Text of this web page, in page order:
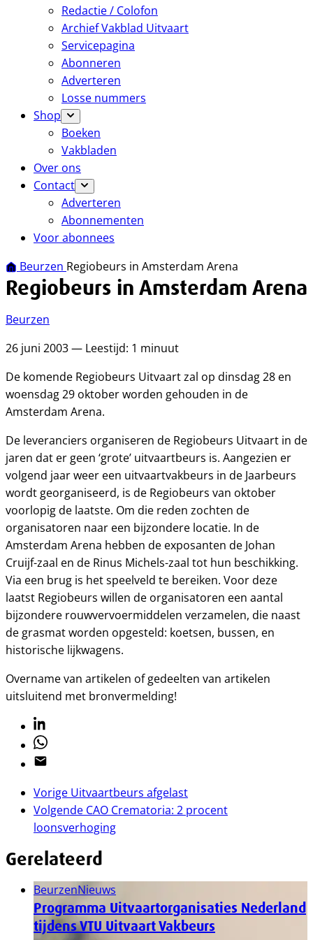
Redactie / Colofon
Archief Vakblad Uitvaart
Servicepagina
Abonneren
Adverteren
Losse nummers
Shop
Boeken
Vakbladen
Over ons
Contact
Adverteren
Abonnementen
Voor abonnees
Beurzen Regiobeurs in Amsterdam Arena
Regiobeurs in Amsterdam Arena
Beurzen
26 juni 2003 — Leestijd: 1 minuut
De komende Regiobeurs Uitvaart zal op dinsdag 28 en
woensdag 29 oktober worden gehouden in de
Amsterdam Arena.
De leveranciers organiseren de Regiobeurs Uitvaart in de
jaren dat er geen ‘grote’ uitvaartbeurs is. Aangezien er
volgend jaar weer een uitvaartvakbeurs in de Jaarbeurs
wordt georganiseerd, is de Regiobeurs van oktober
voorlopig de laatste. Om die reden zochten de
organisatoren naar een bijzondere locatie. In de
Amsterdam Arena hebben de exposanten de Johan
Cruijf-zaal en de Rinus Michels-zaal tot hun beschikking.
Via een brug is het speelveld te bereiken. Voor deze
laatst Regiobeurs willen de organisatoren een aantal
bijzondere rouwvervoermiddelen verzamelen, die naast
de grasmat worden opgesteld: koetsen, bussen, en
historische lijkwagens.
Overname van artikelen of gedeelten van artikelen
uitsluitend met bronvermelding!
Linkedin
Whatsapp
Email
Vorige Uitvaartbeurs afgelast
Volgende CAO Crematoria: 2 procent
loonsverhoging
Gerelateerd
BeurzenNieuws
Programma Uitvaartorganisaties Nederland
tijdens VTU Uitvaart Vakbeurs